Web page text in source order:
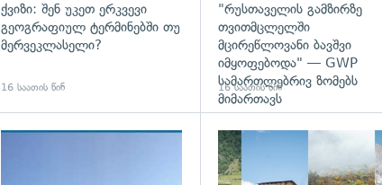
ქვიზი: შენ უკეთ ერკვევი
გეოგრაფიულ ტერმინებში თუ
მერვეკლასელი?
16 საათის წინ
"რუსთაველის გამზირზე
თვითმცლელში
მცირეწლოვანი ბავშვი
იმყოფებოდა" — GWP
სამართლებრივ ზომებს
მიმართავს
16 საათის წინ
გადახედვა